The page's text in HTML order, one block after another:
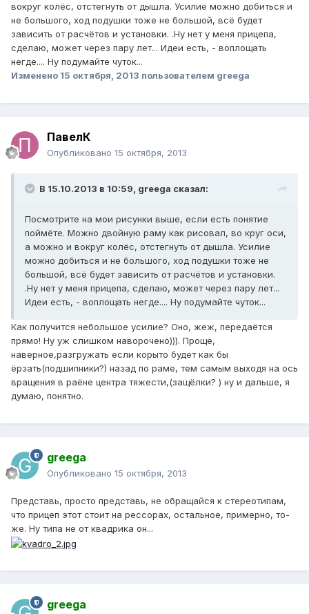
вокруг колёс, отстегнуть от дышла. Усилие можно добиться и
не большого, ход подушки тоже не большой, всё будет
зависить от расчётов и установки. .Ну нет у меня прицепа,
сделаю, может через пару лет... Идеи есть, - воплощать
негде.... Ну подумайте чуток...
Изменено 15 октября, 2013 пользователем greega
ПавелК
Опубликовано 15 октября, 2013
В 15.10.2013 в 10:59, greega сказал:
Посмотрите на мои рисунки выше, если есть понятие
поймёте. Можно двойную раму как рисовал, во круг оси,
а можно и вокруг колёс, отстегнуть от дышла. Усилие
можно добиться и не большого, ход подушки тоже не
большой, всё будет зависить от расчётов и установки.
.Ну нет у меня прицепа, сделаю, может через пару лет...
Идеи есть, - воплощать негде.... Ну подумайте чуток...
Как получится небольшое усилие? Оно, жеж, передаётся
прямо! Ну уж слишком наворочено))). Проще,
наверное,разгружать если корыто будет как бы
ёрзать(подшипники?) назад по раме, тем самым выходя на ось
вращения в раёне центра тяжести,(защёлки? ) ну и дальше, я
думаю, понятно.
greega
Опубликовано 15 октября, 2013
Представь, просто представь, не обращайся к стереотипам,
что прицеп этот стоит на рессорах, остальное, примерно, то-
же. Ну типа не от квадрика он...
greega